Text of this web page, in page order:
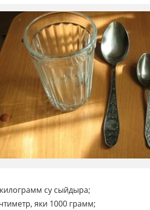
су сыйдыра;
яки 1000 грамм;